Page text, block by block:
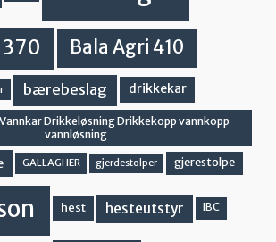
Bala Agri 410
bærebeslag drikkekar
Drikkeløsning Drikkekopp vannkopp
vannløsning
GALLAGHER gjerdestolper gjerestolpe
hest hesteutstyr IBC